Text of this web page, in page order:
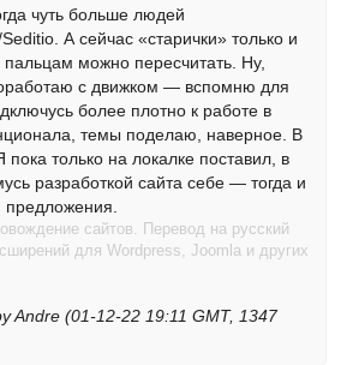
чуть больше людей
А сейчас «старички» только и
пальцам можно пересчитать. Ну,
с движком — вспомню для
более плотно к работе в
темы поделаю, наверное. В
только на локалке поставил, в
разработкой сайта себе — тогда и
предложения.
сайтов. Перевод на русский
для Wordpress, Joomla и других
Andre (01-12-22 19:11 GMT, 1347